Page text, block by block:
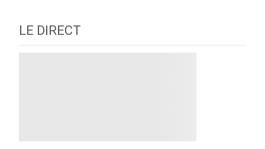
LE DIRECT